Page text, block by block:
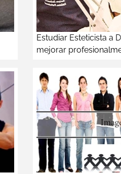
Estudiar Esteticista a
mejorar